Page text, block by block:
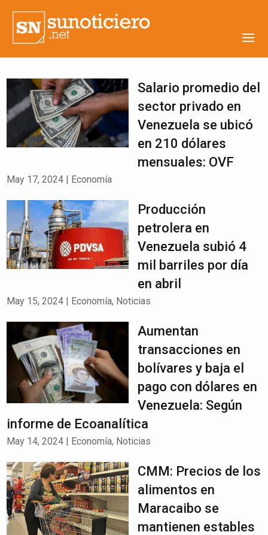
Salario promedio del
sector privado en
Venezuela se ubicó
en 210 dólares
mensuales: OVF
May 17, 2024 | Economía
Producción
petrolera en
Venezuela subió 4
mil barriles por día
en abril
May 15, 2024 | Economía, Noticias
Aumentan
transacciones en
bolívares y baja el
pago con dólares en
Venezuela: Según
informe de Ecoanalítica
May 14, 2024 | Economía, Noticias
CMM: Precios de los
alimentos en
Maracaibo se
mantienen estables